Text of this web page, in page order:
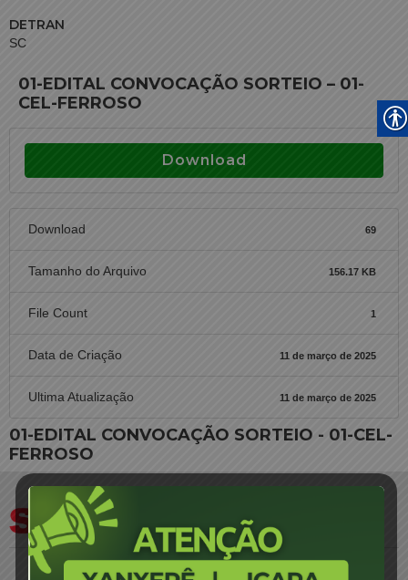
DETRAN
SC
01-EDITAL CONVOCAÇÃO SORTEIO – 01-
CEL-FERROSO
Download
Download 69
Tamanho do Arquivo 156.17 KB
File Count 1
Data de Criação 11 de março de 2025
Ultima Atualização 11 de março de 2025
01-EDITAL CONVOCAÇÃO SORTEIO - 01-CEL-
FERROSO